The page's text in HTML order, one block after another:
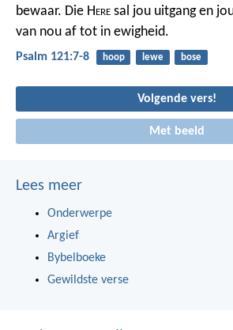
bewaar. Die Here sal jou uitgang en
van nou af tot in ewigheid.
Psalm 121:7-8 hoop lewe bose
Volgende vers!
Met beeld
Lees meer
Onderwerpe
Argief
Bybelboeke
Gewildste verse